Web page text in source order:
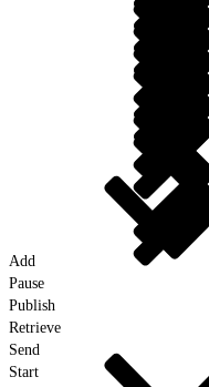
Add
Pause
Publish
Retrieve
Send
Start